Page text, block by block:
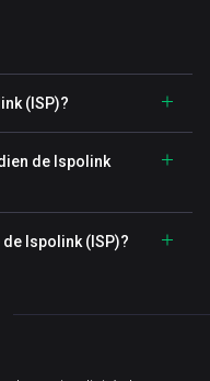
(ISP)?
de Ispolink
Ispolink (ISP)?